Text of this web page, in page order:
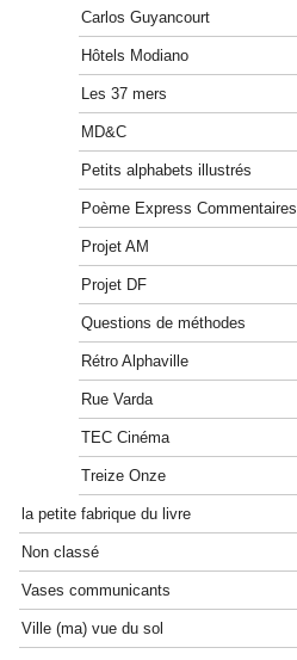
Carlos Guyancourt
Hôtels Modiano
Les 37 mers
MD&C
Petits alphabets illustrés
Poème Express Commentaires
Projet AM
Projet DF
Questions de méthodes
Rétro Alphaville
Rue Varda
TEC Cinéma
Treize Onze
la petite fabrique du livre
Non classé
Vases communicants
Ville (ma) vue du sol